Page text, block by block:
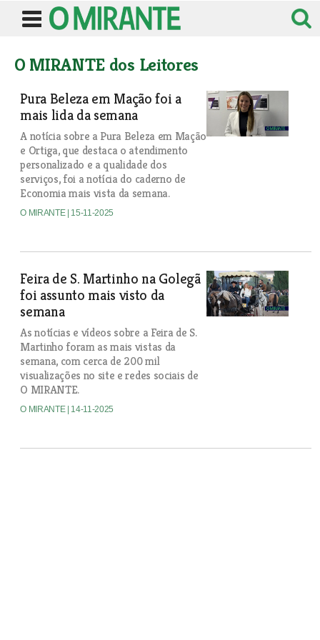
O MIRANTE dos Leitores
Pura Beleza em Mação foi a
mais lida da semana
A notícia sobre a Pura Beleza em Mação
e Ortiga, que destaca o atendimento
personalizado e a qualidade dos
serviços, foi a notícia do caderno de
Economia mais vista da semana.
O MIRANTE | 15-11-2025
Feira de S. Martinho na Golegã
foi assunto mais visto da
semana
As notícias e vídeos sobre a Feira de S.
Martinho foram as mais vistas da
semana, com cerca de 200 mil
visualizações no site e redes sociais de
O MIRANTE.
O MIRANTE | 14-11-2025